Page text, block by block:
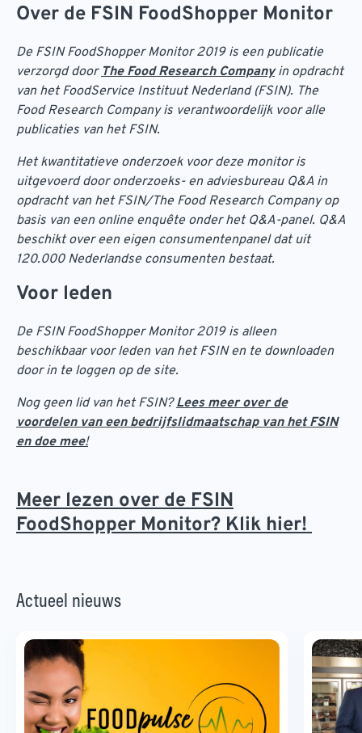
Over de FSIN FoodShopper Monitor
De FSIN FoodShopper Monitor 2019 is een publicatie
verzorgd doorThe Food Research Companyin opdracht
van het FoodService Instituut Nederland (FSIN). The
Food Research Company is verantwoordelijk voor alle
publicaties van het FSIN.
Het kwantitatieve onderzoek voor deze monitor is
uitgevoerd door onderzoeks- en adviesbureau Q&A in
opdracht van het FSIN/The Food Research Company op
basis van een online enquête onder het Q&A-panel. Q&A
beschikt over een eigen consumentenpanel dat uit
120.000 Nederlandse consumenten bestaat.
Voor leden
De FSIN FoodShopper Monitor 2019 is alleen
beschikbaar voor leden van het FSIN en te downloaden
door in te loggen op de site.
Nog geen lid van het FSIN?Lees meer over de
voordelen van een bedrijfslidmaatschap van het FSIN
en doe mee!
Meer lezen over de FSIN
FoodShopper Monitor? Klik hier!
Actueel nieuws